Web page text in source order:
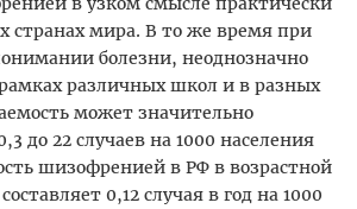
странах мира. В то же время при
болезни, неоднозначно
различных школ и в разных
может значительно
до 22 случаев на 1000 населения
шизофренией в РФ в возрастной
0,12 случая в год на 1000